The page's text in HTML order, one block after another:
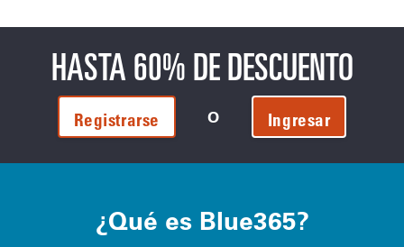
HASTA 60% DE DESCUENTO
Registrarse O Ingresar
¿Qué es Blue365?